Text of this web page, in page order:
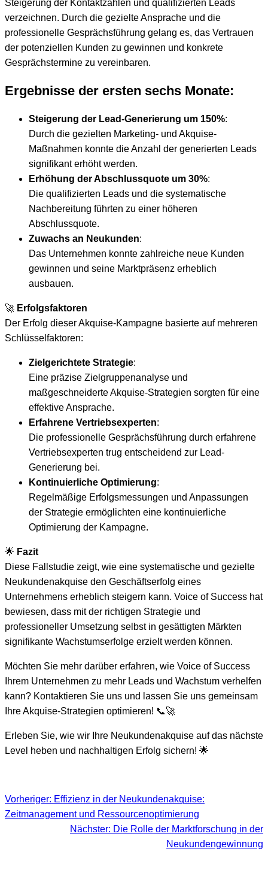
Steigerung der Kontaktzahlen und qualifizierten Leads
verzeichnen. Durch die gezielte Ansprache und die
professionelle Gesprächsführung gelang es, das Vertrauen
der potenziellen Kunden zu gewinnen und konkrete
Gesprächstermine zu vereinbaren.
Ergebnisse der ersten sechs Monate:
Steigerung der Lead-Generierung um 150%:
Durch die gezielten Marketing- und Akquise-
Maßnahmen konnte die Anzahl der generierten Leads
signifikant erhöht werden.
Erhöhung der Abschlussquote um 30%:
Die qualifizierten Leads und die systematische
Nachbereitung führten zu einer höheren
Abschlussquote.
Zuwachs an Neukunden:
Das Unternehmen konnte zahlreiche neue Kunden
gewinnen und seine Marktpräsenz erheblich
ausbauen.
🚀 Erfolgsfaktoren
Der Erfolg dieser Akquise-Kampagne basierte auf mehreren
Schlüsselfaktoren:
Zielgerichtete Strategie:
Eine präzise Zielgruppenanalyse und
maßgeschneiderte Akquise-Strategien sorgten für eine
effektive Ansprache.
Erfahrene Vertriebsexperten:
Die professionelle Gesprächsführung durch erfahrene
Vertriebsexperten trug entscheidend zur Lead-
Generierung bei.
Kontinuierliche Optimierung:
Regelmäßige Erfolgsmessungen und Anpassungen
der Strategie ermöglichten eine kontinuierliche
Optimierung der Kampagne.
🌟 Fazit
Diese Fallstudie zeigt, wie eine systematische und gezielte
Neukundenakquise den Geschäftserfolg eines
Unternehmens erheblich steigern kann. Voice of Success hat
bewiesen, dass mit der richtigen Strategie und
professioneller Umsetzung selbst in gesättigten Märkten
signifikante Wachstumserfolge erzielt werden können.
Möchten Sie mehr darüber erfahren, wie Voice of Success
Ihrem Unternehmen zu mehr Leads und Wachstum verhelfen
kann? Kontaktieren Sie uns und lassen Sie uns gemeinsam
Ihre Akquise-Strategien optimieren! 📞🚀
Erleben Sie, wie wir Ihre Neukundenakquise auf das nächste
Level heben und nachhaltigen Erfolg sichern! 🌟
Vorheriger: Effizienz in der Neukundenakquise:
Zeitmanagement und Ressourcenoptimierung
Nächster: Die Rolle der Marktforschung in der
Neukundengewinnung